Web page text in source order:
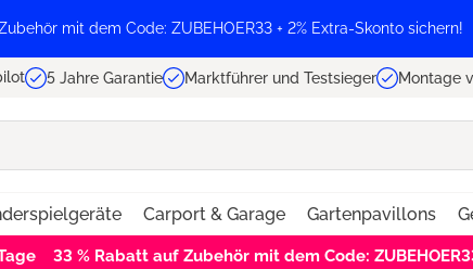
mit dem Code: ZUBEHOER33 + 2% Extra-Skonto sichern!
5 Jahre Garantie Marktführer und Testsieger Montage
Carport & Garage Gartenpavillons
33 % Rabatt auf Zubehör mit dem Code: